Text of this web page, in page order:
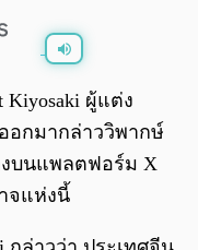
0:00 /
Kiyosaki ผู้แต่ง
อกมากล่าววิพากษ์
บนแพลตฟอร์ม X
จแห่งนี้